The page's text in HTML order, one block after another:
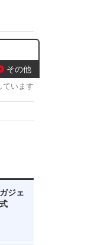
その他
ています
ジェ